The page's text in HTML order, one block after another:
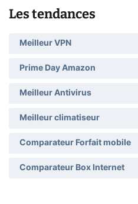
Les tendances
Meilleur VPN
Prime Day Amazon
Meilleur Antivirus
Meilleur climatiseur
Comparateur Forfait mobile
Comparateur Box Internet